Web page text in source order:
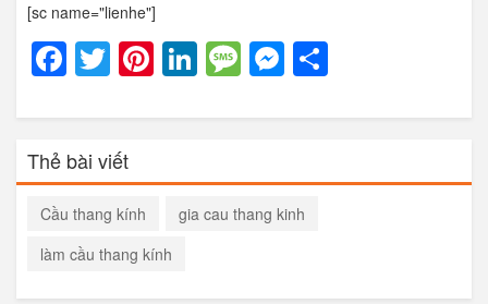
[sc name="lienhe"]
Facebook
Twitter
Pinterest
LinkedIn
Message
Messenger
Thẻ bài viết
Cầu thang kính
gia cau thang kinh
làm cầu thang kính